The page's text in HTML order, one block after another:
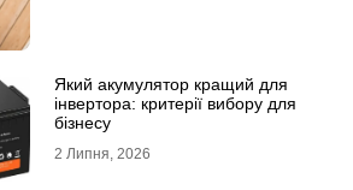
Який акумулятор кращий для
інвертора: критерії вибору для
бізнесу
2 Липня, 2026